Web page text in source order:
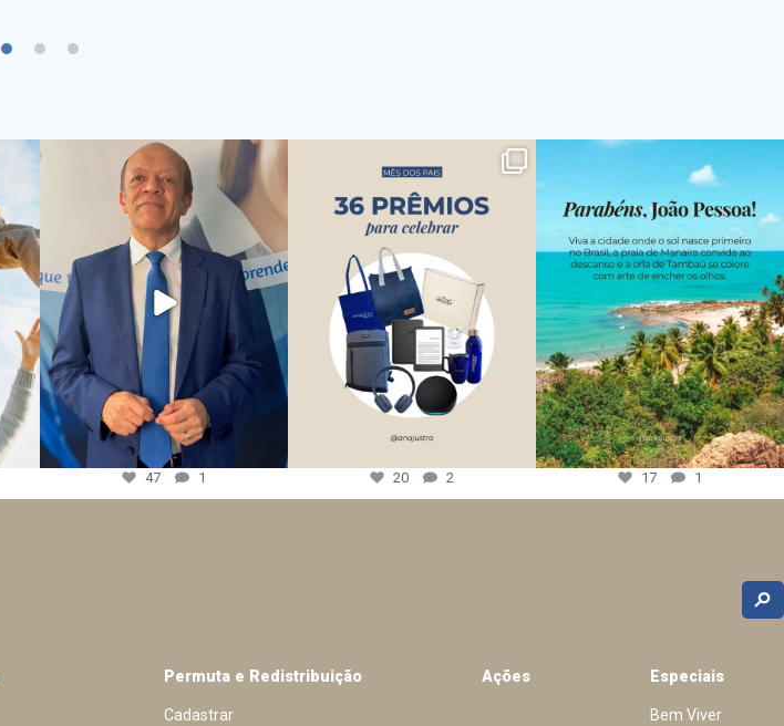
47 1 20 2 17 1
Permuta e Redistribuição
Cadastrar
Ações Especiais
Bem Viver